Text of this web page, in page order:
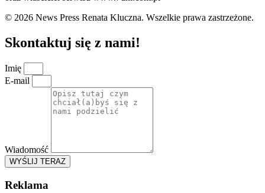
© 2026 News Press Renata Kluczna. Wszelkie prawa zastrzeżone.
Skontaktuj się z nami!
Imię
E-mail
Wiadomość
WYŚLIJ TERAZ
Reklama